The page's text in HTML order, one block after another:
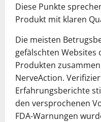
Diese Punkte
Produkt mit klaren
Die meisten
gefälschten Websites
Produkten
NerveAction.
Erfahrungsberichte
den versprochenen
FDA-Warnungen